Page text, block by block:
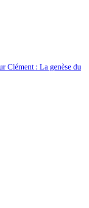
Clément : La genèse du